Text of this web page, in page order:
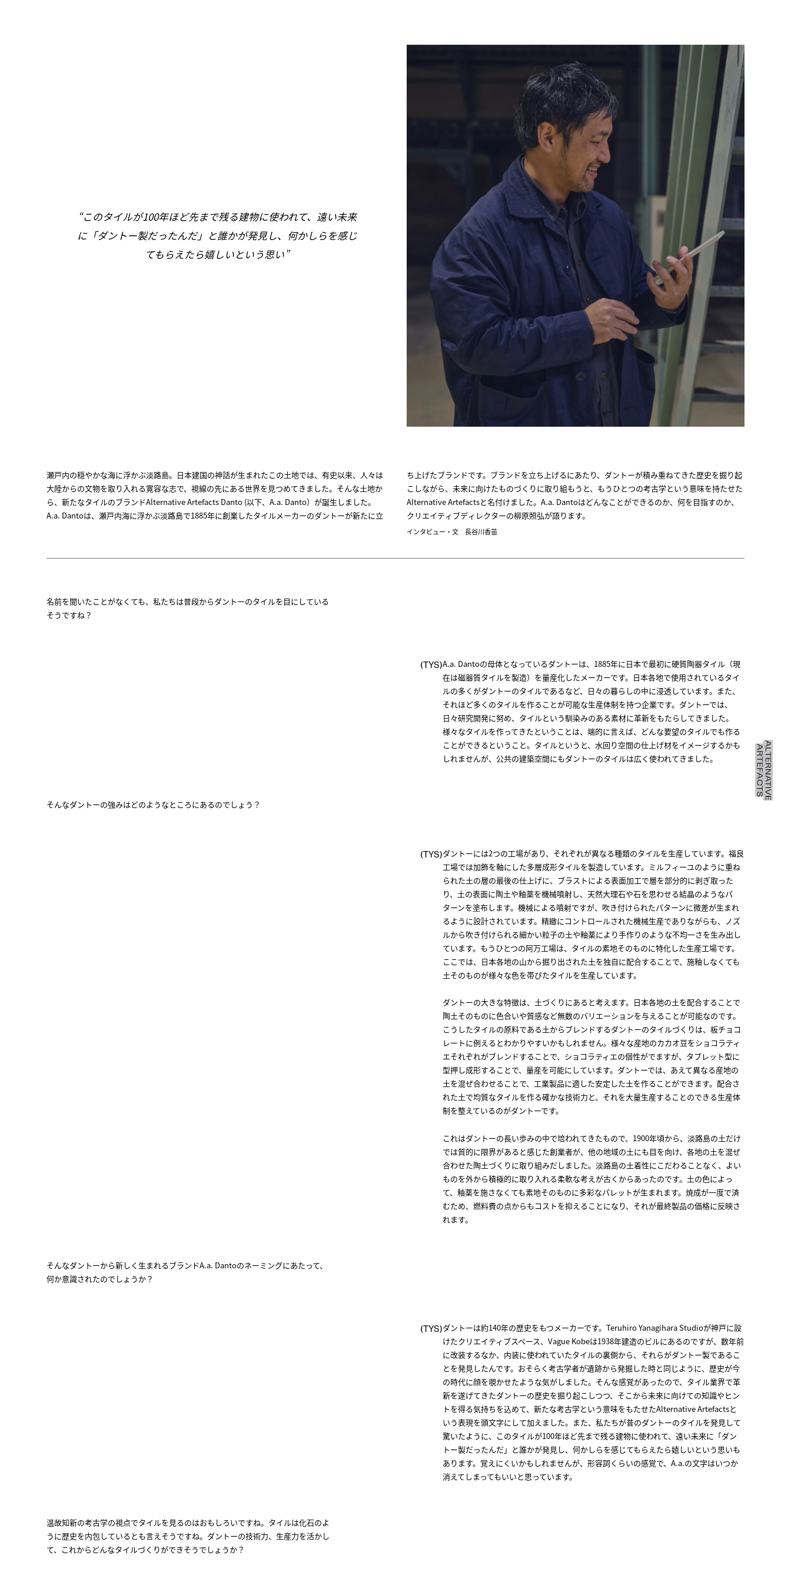
“このタイルが100年ほど先まで残る建物に使われて、遠い未来
に「ダントー製だったんだ」と誰かが発見し、何かしらを感じ
てもらえたら嬉しいという思い”
瀬戸内の穏やかな海に浮かぶ淡路島。日本建国の神話が生まれたこの土地では、有史以来、人々は
大陸からの文物を取り入れる寛容な志で、視線の先にある世界を見つめてきました。そんな土地か
ら、新たなタイルのブランドAlternative Artefacts Danto (以下、A.a. Danto）が誕生しました。
A.a. Dantoは、瀬戸内海に浮かぶ淡路島で1885年に創業したタイルメーカーのダントーが新たに立
ち上げたブランドです。ブランドを立ち上げるにあたり、ダントーが積み重ねてきた歴史を掘り起
こしながら、未来に向けたものづくりに取り組もうと、もうひとつの考古学という意味を持たせた
Alternative Artefactsと名付けました。A.a. Dantoはどんなことができるのか、何を目指すのか、
クリエイティブディレクターの柳原照弘が語ります。
インタビュー・文 長谷川香苗
名前を聞いたことがなくても、私たちは普段からダントーのタイルを目にしている
そうですね？
(TYS)A.a. Dantoの母体となっているダントーは、1885年に日本で最初に硬質陶器タイル（現
在は磁器質タイルを製造）を量産化したメーカーです。日本各地で使用されているタイ
ルの多くがダントーのタイルであるなど、日々の暮らしの中に浸透しています。また、
それほど多くのタイルを作ることが可能な生産体制を持つ企業です。ダントーでは、
日々研究開発に努め、タイルという馴染みのある素材に革新をもたらしてきました。
様々なタイルを作ってきたということは、端的に言えば、どんな要望のタイルでも作る
ことができるということ。タイルというと、水回り空間の仕上げ材をイメージするかも
しれませんが、公共の建築空間にもダントーのタイルは広く使われてきました。
そんなダントーの強みはどのようなところにあるのでしょう？
(TYS)ダントーには2つの工場があり、それぞれが異なる種類のタイルを生産しています。福良
工場では加飾を軸にした多層成形タイルを製造しています。ミルフィーユのように重ね
られた土の層の最後の仕上げに、ブラストによる表面加工で層を部分的に剥ぎ取った
り、土の表面に陶土や釉薬を機械噴射し、天然大理石や石を思わせる結晶のようなパ
ターンを塗布します。機械による噴射ですが、吹き付けられたパターンに微差が生まれ
るように設計されています。精緻にコントロールされた機械生産でありながらも、ノズ
ルから吹き付けられる細かい粒子の土や釉薬により手作りのような不均一さを生み出し
ています。もうひとつの阿万工場は、タイルの素地そのものに特化した生産工場です。
ここでは、日本各地の山から掘り出された土を独自に配合することで、施釉しなくても
土そのものが様々な色を帯びたタイルを生産しています。
ダントーの大きな特徴は、土づくりにあると考えます。日本各地の土を配合することで
陶土そのものに色合いや質感など無数のバリエーションを与えることが可能なのです。
こうしたタイルの原料である土からブレンドするダントーのタイルづくりは、板チョコ
レートに例えるとわかりやすいかもしれません。様々な産地のカカオ豆をショコラティ
エそれぞれがブレンドすることで、ショコラティエの個性がでますが、タブレット型に
型押し成形することで、量産を可能にしています。ダントーでは、あえて異なる産地の
土を混ぜ合わせることで、工業製品に適した安定した土を作ることができます。配合さ
れた土で均質なタイルを作る確かな技術力と、それを大量生産することのできる生産体
制を整えているのがダントーです。
これはダントーの長い歩みの中で培われてきたもので、1900年頃から、淡路島の土だけ
では質的に限界があると感じた創業者が、他の地域の土にも目を向け、各地の土を混ぜ
合わせた陶土づくりに取り組みだしました。淡路島の土着性にこだわることなく、よい
ものを外から積極的に取り入れる柔軟な考えが古くからあったのです。土の色によっ
て、釉薬を施さなくても素地そのものに多彩なパレットが生まれます。焼成が一度で済
むため、燃料費の点からもコストを抑えることになり、それが最終製品の価格に反映さ
れます。
そんなダントーから新しく生まれるブランドA.a. Dantoのネーミングにあたって、
何か意識されたのでしょうか？
(TYS)ダントーは約140年の歴史をもつメーカーです。Teruhiro Yanagihara Studioが神戸に設
けたクリエイティブスペース、Vague Kobeは1938年建造のビルにあるのですが、数年前
に改装するなか、内装に使われていたタイルの裏側から、それらがダントー製であるこ
とを発見したんです。おそらく考古学者が遺跡から発掘した時と同じように、歴史が今
の時代に顔を覗かせたような気がしました。そんな感覚があったので、タイル業界で革
新を遂げてきたダントーの歴史を掘り起こしつつ、そこから未来に向けての知識やヒン
トを得る気持ちを込めて、新たな考古学という意味をもたせたAlternative Artefactsと
いう表現を頭文字にして加えました。また、私たちが昔のダントーのタイルを発見して
驚いたように、このタイルが100年ほど先まで残る建物に使われて、遠い未来に「ダン
トー製だったんだ」と誰かが発見し、何かしらを感じてもらえたら嬉しいという思いも
あります。覚えにくいかもしれませんが、形容詞くらいの感覚で、A.a.の文字はいつか
消えてしまってもいいと思っています。
温故知新の考古学の視点でタイルを見るのはおもしろいですね。タイルは化石のよ
うに歴史を内包しているとも言えそうですね。ダントーの技術力、生産力を活かし
て、これからどんなタイルづくりができそうでしょうか？